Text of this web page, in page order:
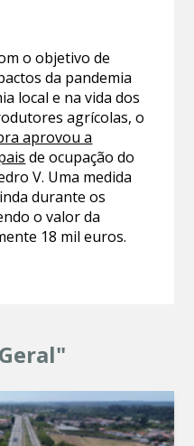
o objetivo de
da pandemia
local e na vida dos
agrícolas, o
aprovou a
de ocupação do
V. Uma medida
durante os
o valor da
18 mil euros.